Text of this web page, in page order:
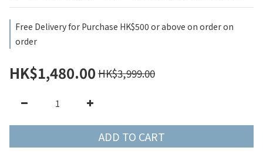
Free Delivery for Purchase HK$500 or above on order on
order
HK$1,480.00 HK$3,999.00
ADD TO CART